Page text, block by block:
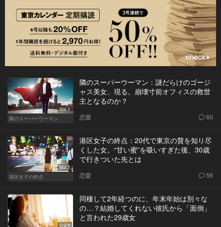
Vol.1
隣のスーパーウーマン
隣のスーパーウーマン：謎だらけのゴージ
ャス美女、現る。崩壊寸前オフィスの救世
主となるのか？
恋愛 60
Vol.1
港区女子の終点
港区女子の終点：20代で東京の贅を知り尽
くした女。“甘い蜜”を吸いすぎた後、30歳
で行きついた先とは
恋愛 56
Vol.2
同棲して2年経つのに、年末年始は別々な
の…？結婚してくれない彼氏から「面倒」
と言われた29歳女